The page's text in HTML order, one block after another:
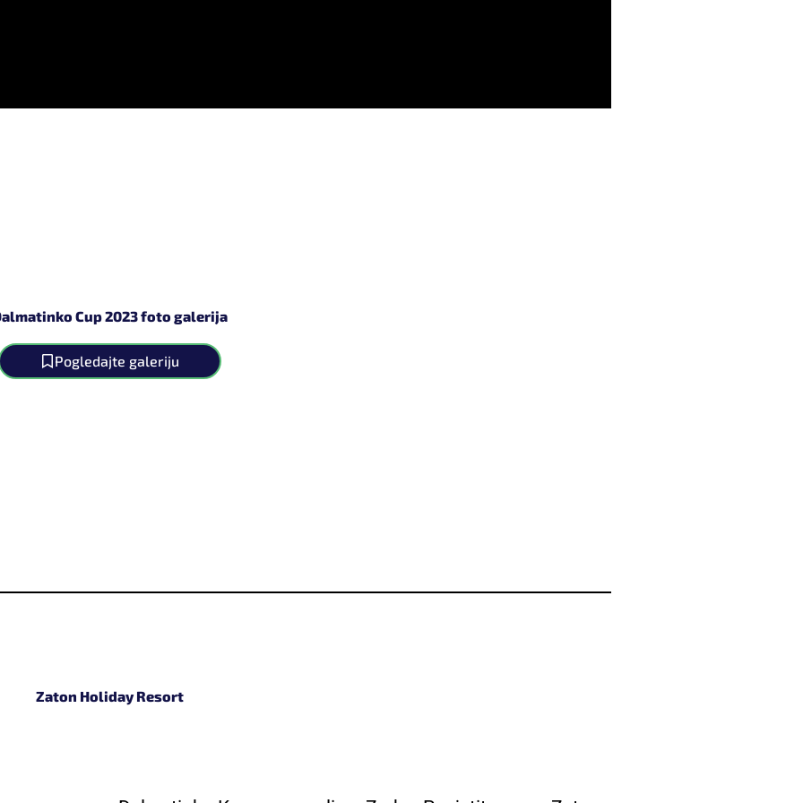
Cup 2023 foto galerija
Pogledajte galeriju
Zaton Holiday Resort